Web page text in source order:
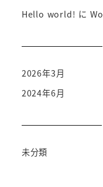
Hello world! に
2026年3月
2024年6月
未分類